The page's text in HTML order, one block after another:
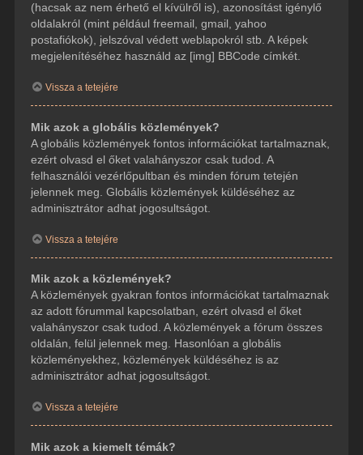
(hacsak az nem érhető el kívülről is), azonosítást igénylő
oldalakról (mint például freemail, gmail, yahoo
postafiókok), jelszóval védett weblapokról stb. A képek
megjelenítéséhez használd az [img] BBCode címkét.
Vissza a tetejére
Mik azok a globális közlemények?
A globális közlemények fontos információkat tartalmaznak,
ezért olvasd el őket valahányszor csak tudod. A
felhasználói vezérlőpultban és minden fórum tetején
jelennek meg. Globális közlemények küldéséhez az
adminisztrátor adhat jogosultságot.
Vissza a tetejére
Mik azok a közlemények?
A közlemények gyakran fontos információkat tartalmaznak
az adott fórummal kapcsolatban, ezért olvasd el őket
valahányszor csak tudod. A közlemények a fórum összes
oldalán, felül jelennek meg. Hasonlóan a globális
közleményekhez, közlemények küldéséhez is az
adminisztrátor adhat jogosultságot.
Vissza a tetejére
Mik azok a kiemelt témák?